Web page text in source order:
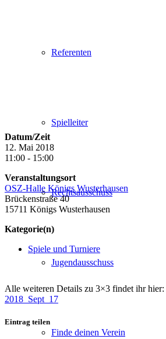
Referenten
Spielleiter
Rechtsausschuss
Jugendausschuss
Finde deinen Verein
Datum/Zeit
12. Mai 2018
11:00 - 15:00
Veranstaltungsort
OSZ-Halle Königs Wusterhausen
Brückenstraße 40
15711 Königs Wusterhausen
Kategorie(n)
Spiele und Turniere
Alle weiteren Details zu 3×3 findet ihr hier:
2018_Sept_17
Eintrag teilen